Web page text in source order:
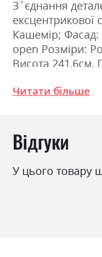
З`єднання
ексцентрикової
Кашемір; Фасад:
open Розміри:
Висота 241,6см,
Колір (Корпус):
Стиль
Читати більше
Відгуки
У цього товару